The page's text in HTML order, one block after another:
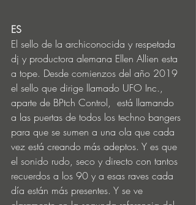
ES
El sello de la archiconocida y respetada
dj y productora alemana Ellen Allien esta
a tope. Desde comienzos del año 2019
el sello que dirige llamado UFO Inc.,
aparte de BPtch Control,  está llamando
a las puertas de todos los techno bangers
para que se sumen a una ola que cada
vez está creando más adeptos. Y es que
el sonido rudo, seco y directo con tantos
recuerdos a los 90 y a esas raves cada
día están más presentes. Y se ve